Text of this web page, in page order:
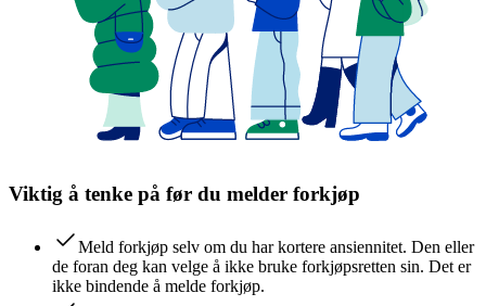
Viktig å tenke på før du melder forkjøp
Meld forkjøp selv om du har kortere ansiennitet. Den eller
de foran deg kan velge å ikke bruke forkjøpsretten sin. Det er
ikke bindende å melde forkjøp.